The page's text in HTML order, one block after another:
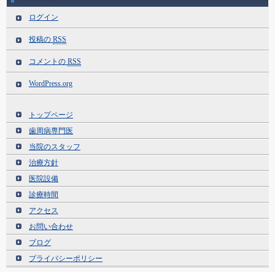
ログイン
投稿の RSS
コメントの RSS
WordPress.org
トップページ
歯周病専門医
当院のスタッフ
治療方針
医院設備
診療時間
アクセス
お問い合わせ
ブログ
プライバシーポリシー